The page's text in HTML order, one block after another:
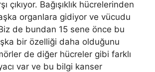
çıkıyor. Bağışıklık hücrelerinden
organlara gidiyor ve vücudu
de bundan 15 sene önce bu
bir özelliği daha olduğunu
de diğer hücreler gibi farklı
var ve bu bilgi kanser